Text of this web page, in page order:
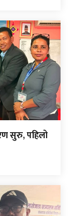
सुरु, पहिलो